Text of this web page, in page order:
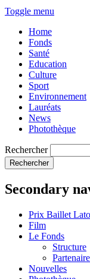
Toggle menu
Home
Fonds
Santé
Education
Culture
Sport
Environnement
Lauréats
News
Photothèque
Rechercher
Secondary
Prix Baillet
Film
Le Fonds
Structure
Nouvelles